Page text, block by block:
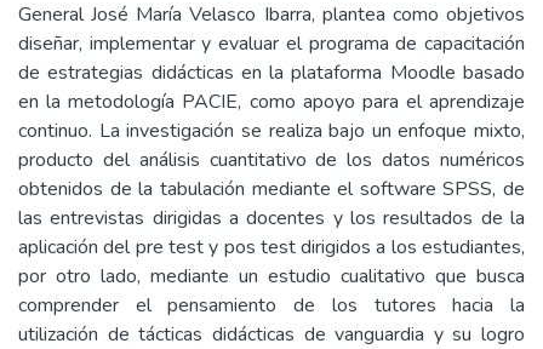
General José María Velasco Ibarra, plantea como objetivos
diseñar, implementar y evaluar el programa de capacitación
de estrategias didácticas en la plataforma Moodle basado
en la metodología PACIE, como apoyo para el aprendizaje
continuo. La investigación se realiza bajo un enfoque mixto,
producto del análisis cuantitativo de los datos numéricos
obtenidos de la tabulación mediante el software SPSS, de
las entrevistas dirigidas a docentes y los resultados de la
aplicación del pre test y pos test dirigidos a los estudiantes,
por otro lado, mediante un estudio cualitativo que busca
comprender el pensamiento de los tutores hacia la
utilización de tácticas didácticas de vanguardia y su logro